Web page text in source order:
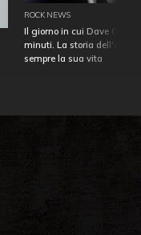
ROCK NEWS
Il giorno in cui Dave
minuti. La storia
sempre la sua vita